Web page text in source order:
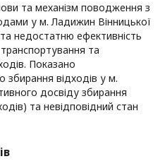
та механізм поводження з
у м. Ладижин Вінницької
недостатню ефективність
та
Показано
збирання відходів у м.
досвіду збирання
та невідповідний стан